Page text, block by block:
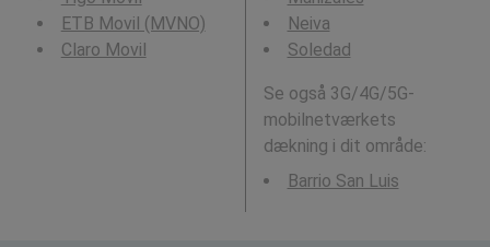
ETB Movil (MVNO)
Claro Movil
Neiva
Soledad
Se også 3G/4G/5G-
mobilnetværkets
dækning i dit område:
Barrio San Luis